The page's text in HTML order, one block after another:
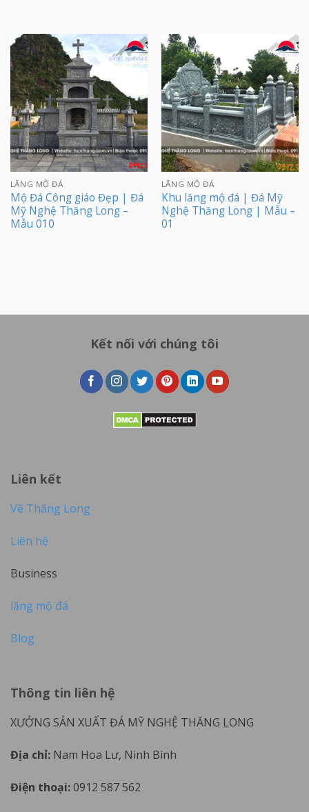
LĂNG MỘ ĐÁ
Mộ Đá Công giáo Đẹp | Đá
Mỹ Nghệ Thăng Long –
Mẫu 010
LĂNG MỘ ĐÁ
Khu lăng mộ đá | Đá Mỹ
Nghệ Thăng Long | Mẫu –
01
Kết nối với chúng tôi
Liên kết
Về Thăng Long
Liên hệ
Business
lăng mộ đá
Blog
Thông tin liên hệ
XƯỞNG SẢN XUẤT ĐÁ MỸ NGHỆ THĂNG LONG
Địa chỉ: Nam Hoa Lư, Ninh Bình
Điện thoại:0912 587 562